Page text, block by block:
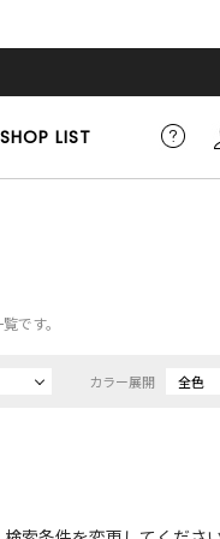
SHOP LIST
です。
カラー展開 全色